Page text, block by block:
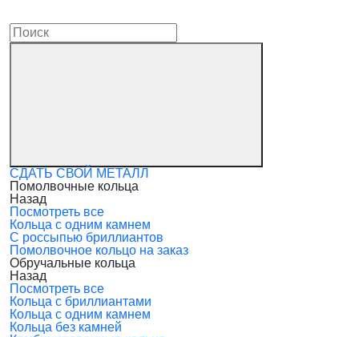
СДАТЬ СВОЙ МЕТАЛЛ
Помолвочные кольца
Назад
Посмотреть все
Кольца с одним камнем
С россыпью бриллиантов
Помолвочное кольцо на заказ
Обручальные кольца
Назад
Посмотреть все
Кольца с бриллиантами
Кольца с одним камнем
Кольца без камней